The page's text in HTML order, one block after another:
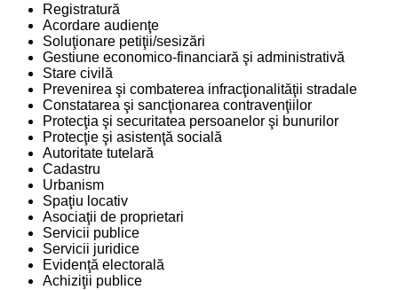
Registratură
Acordare audienţe
Soluţionare petiţii/sesizări
Gestiune economico-financiară şi administrativă
Stare civilă
Prevenirea şi combaterea infracţionalităţii stradale
Constatarea şi sancţionarea contravenţiilor
Protecţia şi securitatea persoanelor şi bunurilor
Protecţie şi asistenţă socială
Autoritate tutelară
Cadastru
Urbanism
Spaţiu locativ
Asociaţii de proprietari
Servicii publice
Servicii juridice
Evidenţă electorală
Achiziţii publice